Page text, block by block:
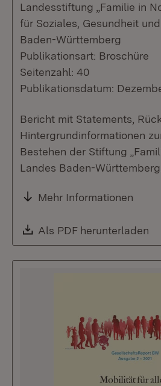
Landesstiftung „Familie in
für Soziales, Gesundheit
Baden-Württemberg
Publikationsart: Broschüre
Seitenzahl: 40
Publikationsdatum:
Bericht mit Statements,
Hintergrundinformationen
Bestehen der Stiftung
Landes Baden-Württemberg.
Mehr Informationen
Download:
Als PDF herunterladen